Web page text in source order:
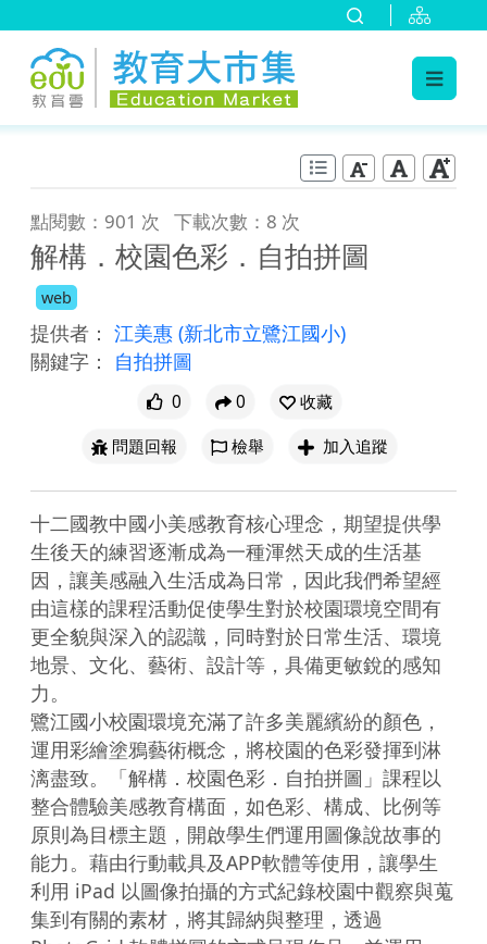
點閱數：901 次 下載次數：8 次
解構．校園色彩．自拍拼圖
web
提供者： 江美惠 (新北市立鷺江國小)
關鍵字：
自拍拼圖
0 0
收藏
問題回報
檢舉 加入追蹤
十二國教中國⼩美感教育核⼼理念，期望提供學
生後天的練習逐漸成為⼀種渾然天成的⽣活基
因，讓美感融⼊⽣活成為⽇常，因此我們希望經
由這樣的課程活動促使學生對於校園環境空間有
更全貌與深⼊的認識，同時對於⽇常⽣活、環境
地景、⽂化、藝術、設計等，具備更敏銳的感知
⼒。
鷺江國小校園環境充滿了許多美麗繽紛的顏色，
運用彩繪塗鴉藝術概念，將校園的色彩發揮到淋
漓盡致。「解構．校園色彩．自拍拼圖」課程以
整合體驗美感教育構⾯，如⾊彩、構成、⽐例等
原則為⽬標主題，開啟學生們運⽤圖像說故事的
能⼒。藉由行動載具及APP軟體等使用，讓學生
利⽤ iPad 以圖像拍攝的⽅式紀錄校園中觀察與蒐
集到有關的素材，將其歸納與整理，透過